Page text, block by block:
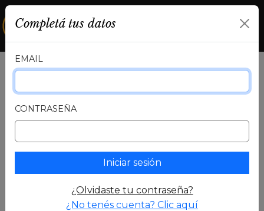
Completá tus datos
EMAIL
CONTRASEÑA
Iniciar sesión
¿Olvidaste tu contraseña?
¿No tenés cuenta? Clic aquí